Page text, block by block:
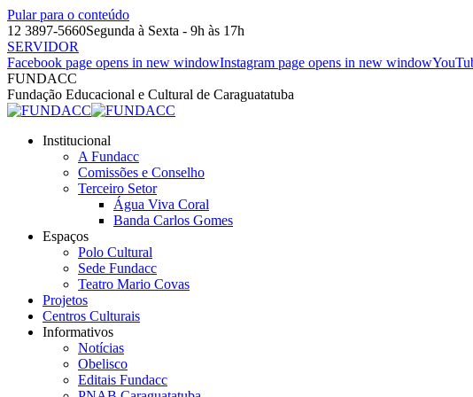
Pular para o conteúdo
12 3897-5660Segunda à Sexta - 9h às 17h
SERVIDOR
Facebook page opens in new windowInstagram page opens in new window
FUNDACC
Fundação Educacional e Cultural de Caraguatatuba
Institucional
A Fundacc
Comissões e Conselho
Terceiro Setor
Água Viva Coral
Banda Carlos Gomes
Espaços
Polo Cultural
Sede Fundacc
Teatro Mario Covas
Projetos
Centros Culturais
Informativos
Notícias
Obelisco
Editais Fundacc